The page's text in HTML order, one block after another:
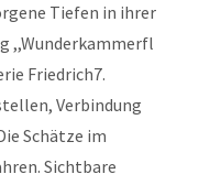
Tiefen in ihrer
,,Wunderkammerfl
Friedrich7.
Verbindung
Schätze im
Sichtbare